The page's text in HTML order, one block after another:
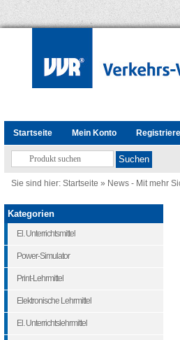
Startseite Mein Konto
Sie sind hier: Startseite » News - Mit mehr
Kategorien
El. Unterrichtsmittel
Power-Simulator
Print-Lehrmittel
Elektronische Lehrmittel
El. Unterrichtslehrmittel